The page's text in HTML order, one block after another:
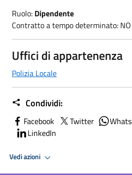
Ruolo: Dipendente
Contratto a tempo determinato: NO
Uffici di appartenenza
Polizia Locale
Condividi:
Facebook Twitter
LinkedIn
Vedi azioni